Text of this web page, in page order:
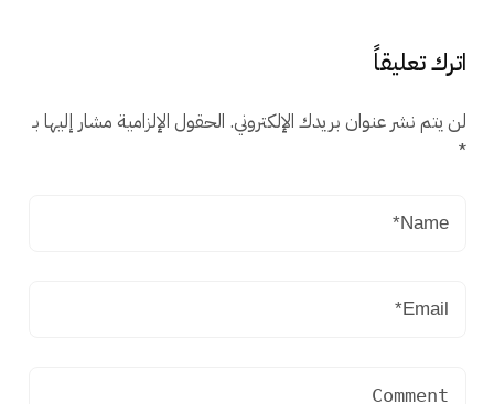
اترك تعليقاً
لن يتم نشر عنوان بريدك الإلكتروني. الحقول الإلزامية مشار إليها بـ
*